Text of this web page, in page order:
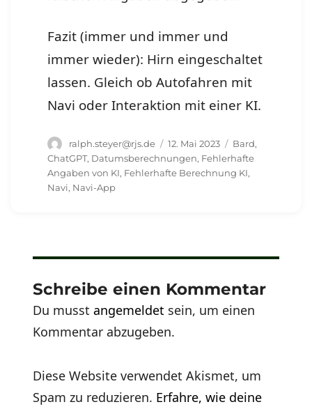
Fazit (immer und immer und
immer wieder): Hirn eingeschaltet
lassen. Gleich ob Autofahren mit
Navi oder Interaktion mit einer KI.
Autor
ralph.steyer@rjs.de
Veröffentlicht
am
12. Mai 2023 Schlagwörter
Bard,
ChatGPT, Datumsberechnungen, Fehlerhafte
Angaben von KI, Fehlerhafte Berechnung KI,
Navi, Navi-App
Schreibe einen Kommentar
Du musstangemeldet sein, um einen
Kommentar abzugeben.
Diese Website verwendet Akismet, um
Spam zu reduzieren. Erfahre, wie deine